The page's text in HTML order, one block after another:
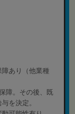
あり（他業種
障。その後、既
を決定。